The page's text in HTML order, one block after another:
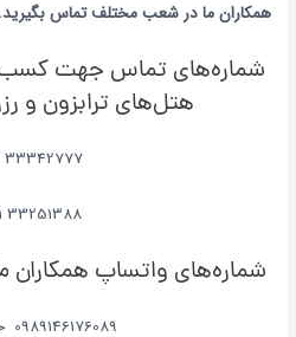
همکاران ما در شعب مختلف تماس بگیرید.
شماره‌های تماس جهت کسب
هتل‌های ترابزون و
33342777 041
33251388 041
شماره‌های واتساپ همکاران
0989146176089 خانم رهبر